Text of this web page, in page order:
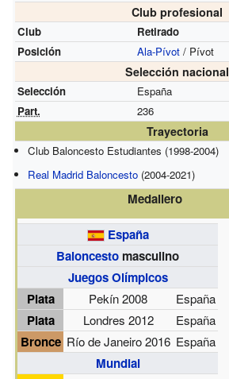
Club profesional
Club
Retirado
Posición
Ala-Pívot/ Pívot
Selección nacional
Selección
España
Part.
236
Trayectoria
Club Baloncesto Estudiantes (1998-2004)
Real Madrid Baloncesto (2004-2021)
Medallero
España
Baloncesto masculino
Juegos Olímpicos
Plata
Pekín 2008 España
Plata Londres 2012 España
Bronce Río de Janeiro 2016 España
Mundial